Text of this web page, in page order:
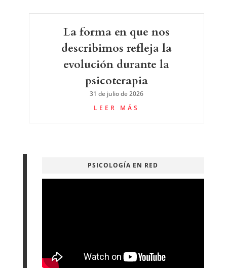
La forma en que nos
describimos refleja la
evolución durante la
psicoterapia
31 de julio de 2026
LEER MÁS
PSICOLOGÍA EN RED